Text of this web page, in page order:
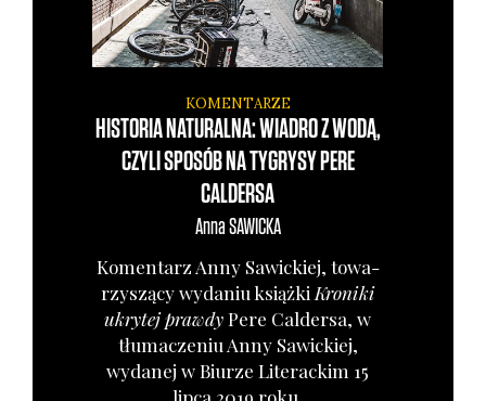
KOMENTARZE
HISTORIA NATURALNA: WIADRO Z WODĄ,
CZYLI SPOSÓB NA TYGRYSY PERE
CALDERSA
AnnaSAWICKA
Komen­tarz Anny Sawic­kiej, towa­
rzy­szą­cy wyda­niu książ­ki Kro­ni­ki
ukry­tej praw­dyPere Cal­der­sa, w
tłu­ma­cze­niu Anny Sawic­kiej,
wyda­nej w Biu­rze Lite­rac­kim 15